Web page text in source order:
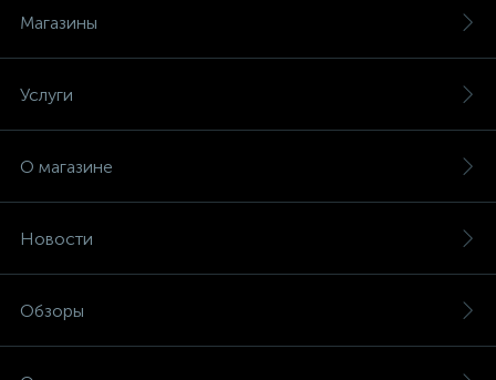
Магазины
Услуги
О магазине
Новости
Обзоры